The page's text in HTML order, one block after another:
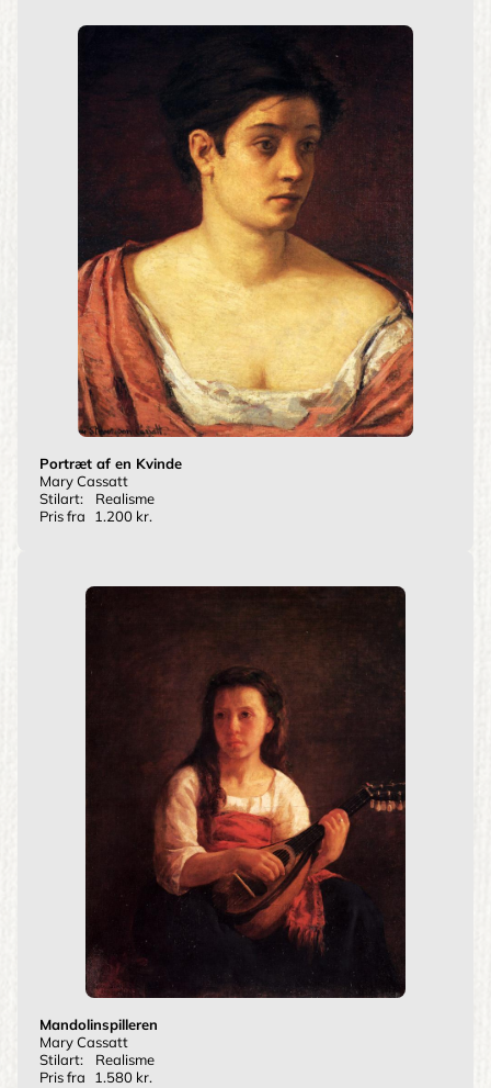
Portræt af en Kvinde
Mary Cassatt
Stilart:
Realisme
Pris fra
1.200 kr.
Mandolinspilleren
Mary Cassatt
Stilart:
Realisme
Pris fra
1.580 kr.